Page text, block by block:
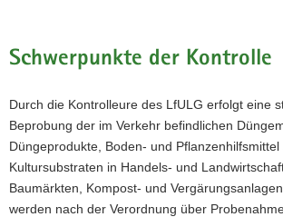
Schwerpunkte der Kontrolle
Durch die Kontrolleure des LfULG erfolgt eine
Beprobung der im Verkehr befindlichen
Düngeprodukte, Boden- und Pflanzenhilfsmittel
Kultursubstraten in Handels- und
Baumärkten, Kompost- und
werden nach der Verordnung über